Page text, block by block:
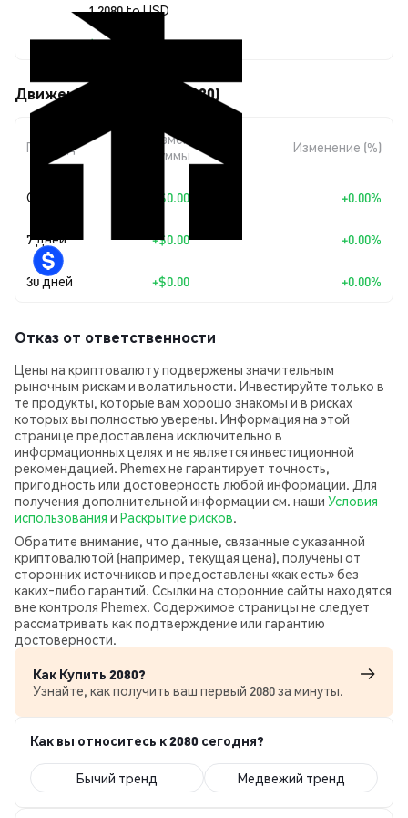
1 2080 to USD
$0.00000981
Движения цены 2080 (2080)
Период
Изменение
суммы
Изменение (%)
Сегодня $0.00 +0.00%
7 дней +$0.00 +0.00%
30 дней +$0.00 +0.00%
Отказ от ответственности
Цены на криптовалюту подвержены значительным
рыночным рискам и волатильности. Инвестируйте только в
те продукты, которые вам хорошо знакомы и в рисках
которых вы полностью уверены. Информация на этой
странице предоставлена исключительно в
информационных целях и не является инвестиционной
рекомендацией. Phemex не гарантирует точность,
пригодность или достоверность любой информации. Для
получения дополнительной информации см. наши Условия
использования и Раскрытие рисков.
Обратите внимание, что данные, связанные с указанной
криптовалютой (например, текущая цена), получены от
сторонних источников и предоставлены «как есть» без
каких‑либо гарантий. Ссылки на сторонние сайты находятся
вне контроля Phemex. Содержимое страницы не следует
рассматривать как подтверждение или гарантию
достоверности.
Как Купить 2080?
Узнайте, как получить ваш первый 2080 за минуты.
Как вы относитесь к 2080 сегодня?
Бычий тренд Медвежий тренд